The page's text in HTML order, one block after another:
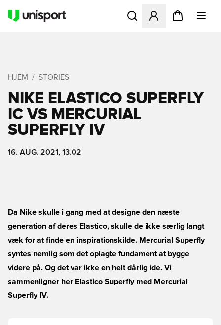
Åbner en Modal til at
HJEM STORIES
NIKE ELASTICO SUPERFLY
IC VS MERCURIAL
SUPERFLY IV
16. AUG. 2021, 13.02
Da Nike skulle i gang med at designe den næste
generation af deres Elastico, skulle de ikke særlig langt
væk for at finde en inspirationskilde. Mercurial Superfly
syntes nemlig som det oplagte fundament at bygge
videre på. Og det var ikke en helt dårlig ide. Vi
sammenligner her Elastico Superfly med Mercurial
Superfly IV.